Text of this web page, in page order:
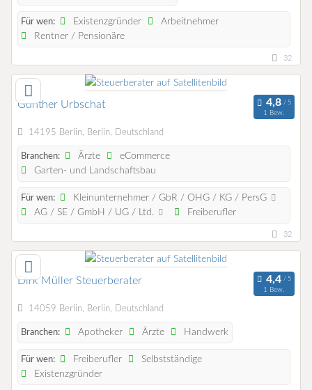
Für wen: Existenzgründer
Arbeitnehmer
Rentner / Pensionäre
32
Gunther Urbschat
1 Bew.
14195 Berlin, Berlin, Deutschland
Branchen: Ärzte
eCommerce
Garten- und Landschaftsbau
Für wen:
Kleinunternehmer / GbR / OHG / KG / PersG
AG / SE / GmbH / UG / Ltd.
Freiberufler
32
Dirk Müller Steuerberater
1 Bew.
14059 Berlin, Berlin, Deutschland
Branchen: Apotheker Ärzte Handwerk
Für wen: Freiberufler
Selbstständige
Existenzgründer